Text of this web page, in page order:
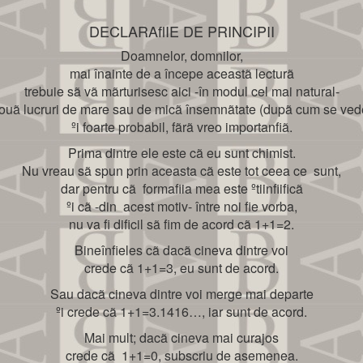
DECLARAﬂIE DE PRINCIPII
Doamnelor, domnilor,
mai înainte de a începe aceastã lecturã
trebuie sã vã mãrturisesc aici -în modul cel mai natural-
lucruri de mare sau de micã însemnãtate (dupã cum se
ºi foarte probabil, fãrã vreo importanﬁã.
Prima dintre ele este cã eu sunt chimist.
Nu vreau sã spun prin aceasta cã este tot ceea ce sunt,
dar pentru cã formaﬁia mea este ºtiinﬁificã
ºi cã -din acest motiv- între noi fie vorba,
nu va fi dificil sã fim de acord cã 1+1=2.
Bineînﬁeles cã dacã cineva dintre voi
crede cã 1+1=3, eu sunt de acord.
Sau dacã cineva dintre voi merge mai departe
ºi crede cã 1+1=3.1416…, iar sunt de acord.
Mai mult; dacã cineva mai curajos
crede cã 1+1=0, subscriu de asemenea.